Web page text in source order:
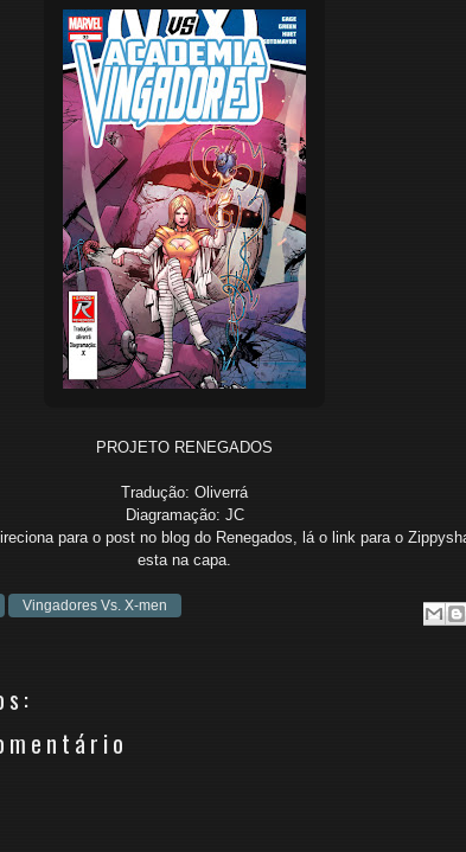
PROJETO RENEGADOS
Tradução: Oliverrá
Diagramação: JC
para o post no blog do Renegados, lá o link para o
esta na capa.
Vingadores Vs. X-men